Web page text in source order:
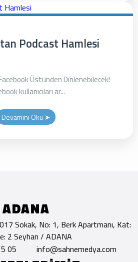
Podcast Hamlesi
Üstünden Dinlenebilecek!
kullanıcıları ar...
Devamını Oku ➤
ADANA
Sokak, No: 1, Berk Apartmanı, Kat:
2 Seyhan / ADANA
05
info@sahnemedya.com